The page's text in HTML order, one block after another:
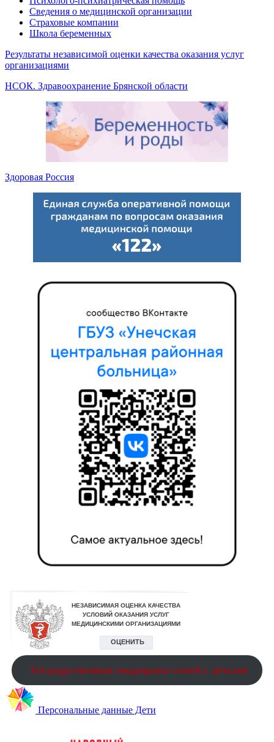
Сведения о медицинской организации
Страховые компании
Школа беременных
Результаты независимой оценки качества оказания услуг
организациями
НСОК. Здравоохранение Брянской области
Здоровая Россия
Государственная поддержка семей с детьми
Персональные данные Дети